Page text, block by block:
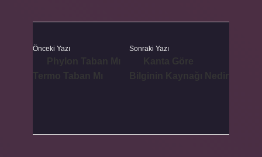
Önceki Yazı Sonraki Yazı